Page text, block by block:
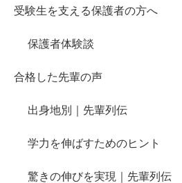
受験生を支える保護者の方へ
保護者体験談
合格した先輩の声
出身地別｜先輩列伝
学力を伸ばすためのヒント
驚きの伸びを実現｜先輩列伝